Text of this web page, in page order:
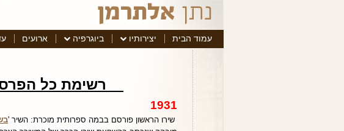
עמוד הבית יצירותיו ביוגרפיה ארועים
רשימת כל
1931
שירו הראשון פורסם בבמה ספרותית מוכרת: השיר '